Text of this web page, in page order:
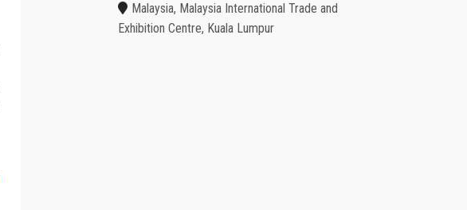
Malaysia, Malaysia International Trade and
Exhibition Centre, Kuala Lumpur